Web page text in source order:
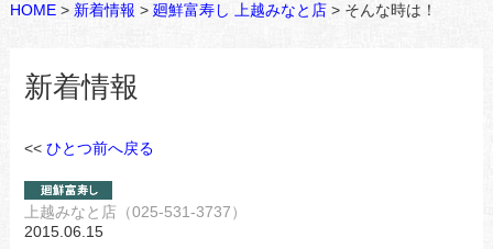
HOME> 新着情報 > 廻鮮富寿し 上越みなと店> そんな時は！
新着情報
<< ひとつ前へ戻る
上越みなと店（025-531-3737）
2015.06.15